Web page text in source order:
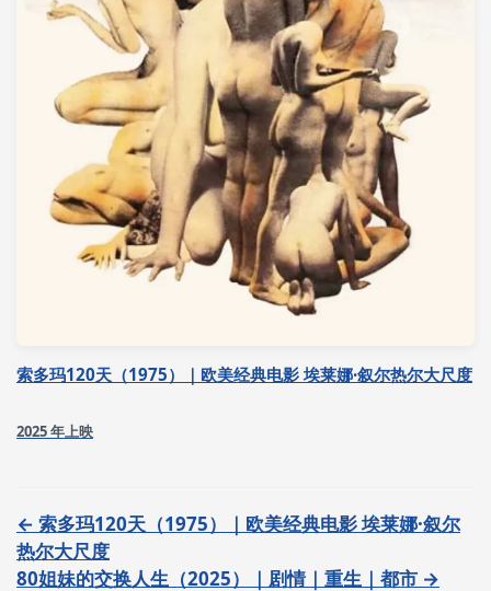
索多玛120天（1975）｜欧美经典电影 埃莱娜·叙尔热尔大尺度
2025 年上映
← 索多玛120天（1975）｜欧美经典电影 埃莱娜·叙尔
热尔大尺度
80姐妹的交换人生（2025）｜剧情｜重生｜都市 →